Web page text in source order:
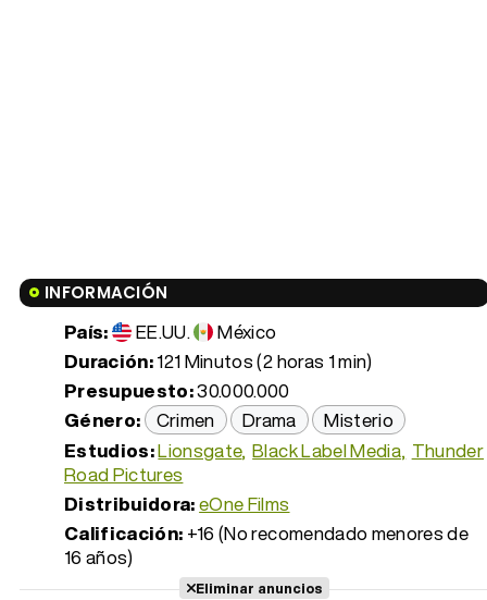
INFORMACIÓN
País: EE.UU.
México
Duración:121 Minutos (2 horas 1 min)
Presupuesto:30.000.000
Género: Crimen Drama
Misterio
Estudios:Lionsgate Black Label Media Thunder
Road Pictures
Distribuidora:eOne Films
Calificación: +16 (No recomendado menores de
16 años)
Eliminar anuncios